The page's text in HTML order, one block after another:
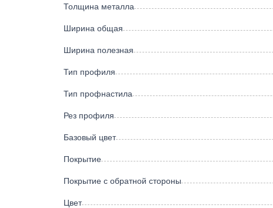
Толщина металла
Ширина общая
Ширина полезная
Тип профиля
Тип профнастила
Рез профиля
Базовый цвет
Покрытие
Покрытие с обратной стороны
Цвет